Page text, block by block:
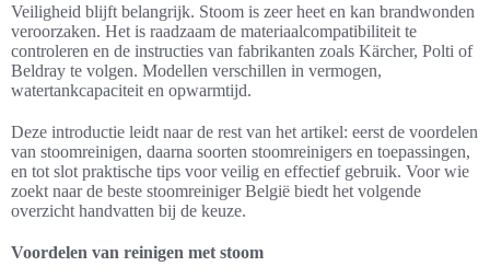
Veiligheid blijft belangrijk. Stoom is zeer heet en kan brandwonden
veroorzaken. Het is raadzaam de materiaalcompatibiliteit te
controleren en de instructies van fabrikanten zoals Kärcher, Polti of
Beldray te volgen. Modellen verschillen in vermogen,
watertankcapaciteit en opwarmtijd.
Deze introductie leidt naar de rest van het artikel: eerst de voordelen
van stoomreinigen, daarna soorten stoomreinigers en toepassingen,
en tot slot praktische tips voor veilig en effectief gebruik. Voor wie
zoekt naar de beste stoomreiniger België biedt het volgende
overzicht handvatten bij de keuze.
Voordelen van reinigen met stoom